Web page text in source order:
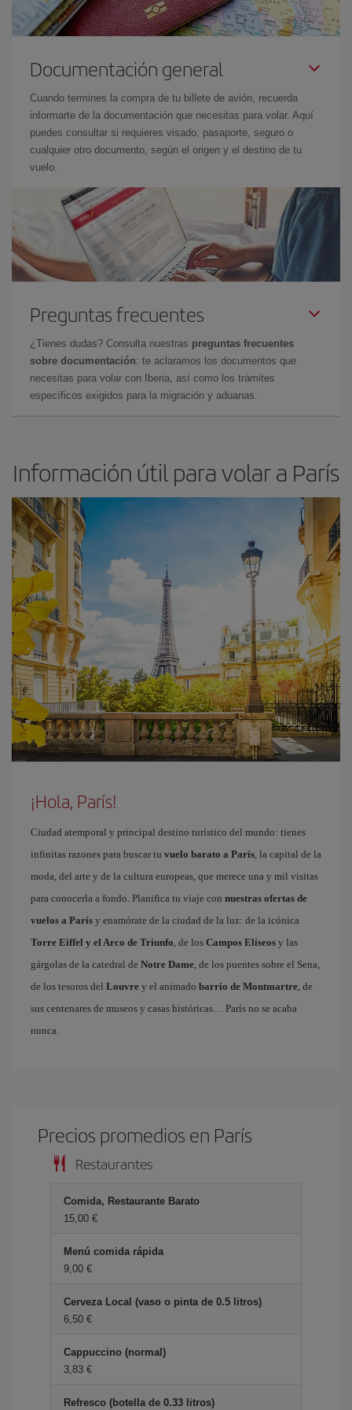
Documentación general
Cuando termines la compra de tu billete de avión, recuerda
informarte de la documentación que necesitas para volar. Aquí
puedes consultar si requieres visado, pasaporte, seguro o
cualquier otro documento, según el origen y el destino de tu
vuelo.
Preguntas frecuentes
¿Tienes dudas? Consulta nuestras preguntas frecuentes
sobre documentación: te aclaramos los documentos que
necesitas para volar con Iberia, así como los trámites
específicos exigidos para la migración y aduanas.
Información útil para volar a París
¡Hola, París!
Ciudad atemporal y principal destino turístico del mundo: tienes
infinitas razones para buscar tu vuelo barato a París, la capital de la
moda, del arte y de la cultura europeas, que merece una y mil visitas
para conocerla a fondo. Planifica tu viaje con nuestras ofertas de
vuelos a París y enamórate de la ciudad de la luz: de la icónica
Torre Eiffel y el Arco de Triunfo, de los Campos Elíseos y las
gárgolas de la catedral de Notre Dame, de los puentes sobre el Sena,
de los tesoros del Louvre y el animado barrio de Montmartre, de
sus centenares de museos y casas históricas… París no se acaba
nunca.
Precios promedios en París
Restaurantes
Comida, Restaurante Barato
15,00 €
Menú comida rápida
9,00 €
Cerveza Local (vaso o pinta de 0.5 litros)
6,50 €
Cappuccino (normal)
3,83 €
Refresco (botella de 0.33 litros)